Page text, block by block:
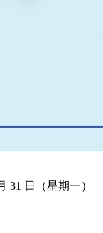
31 日（星期一）